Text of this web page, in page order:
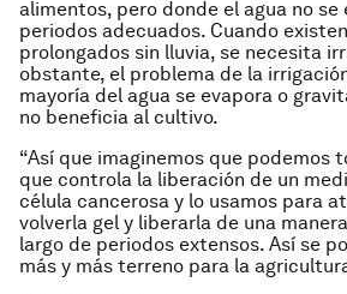
alimentos, pero donde el agua no se
periodos adecuados. Cuando
prolongados sin lluvia, se necesita
obstante, el problema de la
mayoría del agua se evapora o
no beneficia al cultivo.
“Así que imaginemos que podemos
que controla la liberación de un
célula cancerosa y lo usamos para
volverla gel y liberarla de una
largo de periodos extensos. Así se
más y más terreno para la